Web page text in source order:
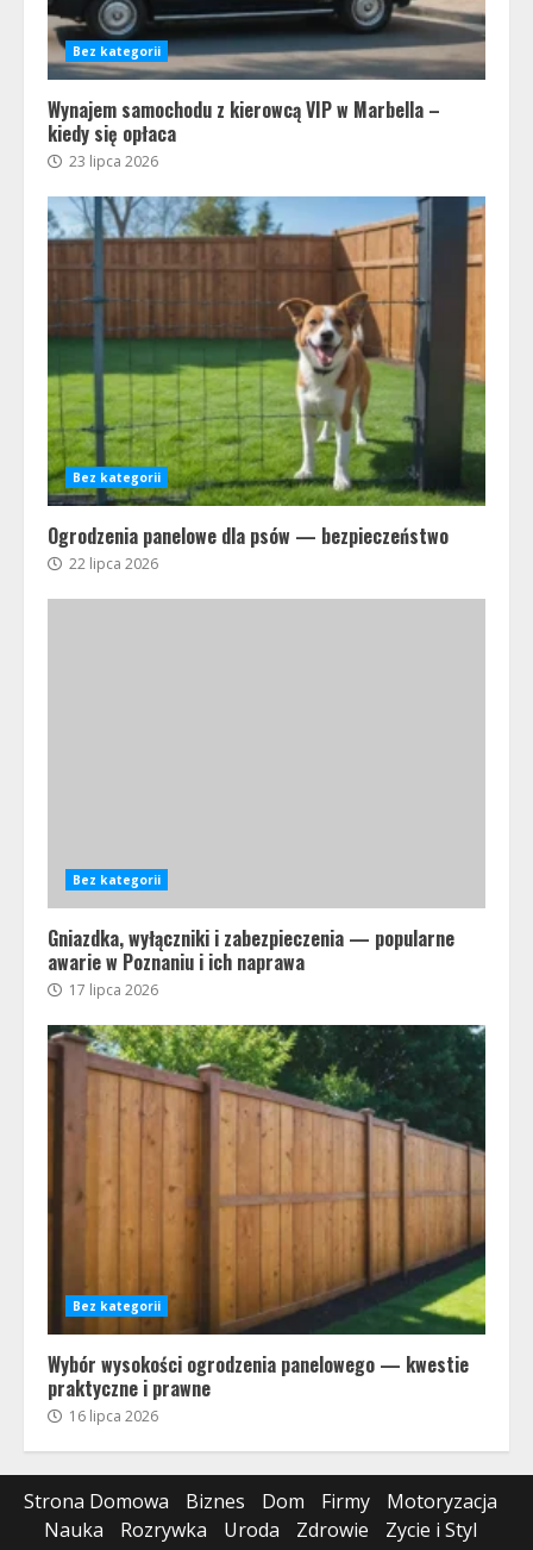
Bez kategorii
Wynajem samochodu z kierowcą VIP w Marbella –
kiedy się opłaca
23 lipca 2026
Bez kategorii
Ogrodzenia panelowe dla psów — bezpieczeństwo
22 lipca 2026
Bez kategorii
Gniazdka, wyłączniki i zabezpieczenia — popularne
awarie w Poznaniu i ich naprawa
17 lipca 2026
Bez kategorii
Wybór wysokości ogrodzenia panelowego — kwestie
praktyczne i prawne
16 lipca 2026
Strona Domowa Biznes Dom Firmy
Motoryzacja
Nauka
Rozrywka Uroda Zdrowie Zycie i Styl